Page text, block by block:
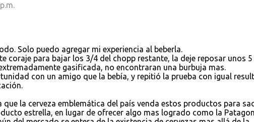
Solo puedo agregar mi experiencia al beberla.
coraje para bajar los 3/4 del chopp restante, la deje reposar unos 5
gasificada, no encontraran una burbuja mas.
con un amigo que la bebía, y repitió la prueba con igual
que la cerveza emblemática del país venda estos productos para
estrella, en lugar de ofrecer algo mas logrado como la